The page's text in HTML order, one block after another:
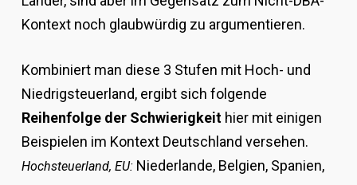
Kontext noch glaubwürdig zu argumentieren.
Kombiniert man diese 3 Stufen mit Hoch- und
Niedrigsteuerland, ergibt sich folgende
Reihenfolge der Schwierigkeithier mit einigen
Beispielen im Kontext Deutschland versehen.
Hochsteuerland, EU:Niederlande, Belgien, Spanien,